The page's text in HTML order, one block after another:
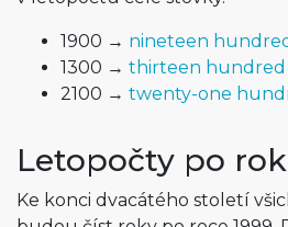
1900 → nineteen
1300 → thirteen hundred
2100 → twenty-one
Letopočty po
Ke konci dvacátého století